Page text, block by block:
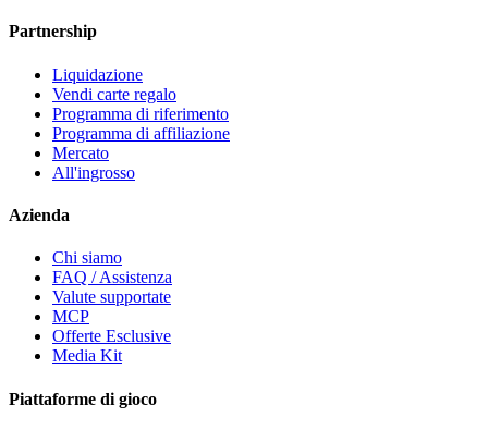
Partnership
Liquidazione
Vendi carte regalo
Programma di riferimento
Programma di affiliazione
Mercato
All'ingrosso
Azienda
Chi siamo
FAQ / Assistenza
Valute supportate
MCP
Offerte Esclusive
Media Kit
Piattaforme di gioco